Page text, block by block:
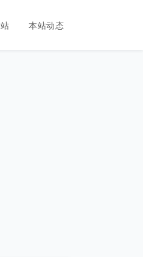
本站动态